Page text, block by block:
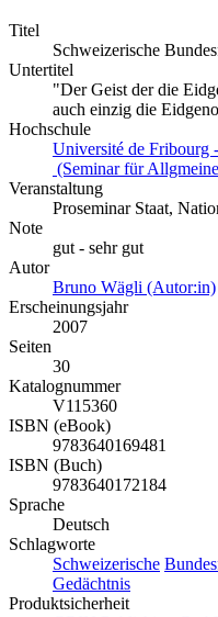
Titel
Schweizerische
Untertitel
"Der Geist der die
auch einzig die
Hochschule
Université de Fribourg
(Seminar für
Veranstaltung
Proseminar Staat,
Note
gut - sehr gut
Autor
Bruno Wägli (Autor:in)
Erscheinungsjahr
2007
Seiten
30
Katalognummer
V115360
ISBN (eBook)
9783640169481
ISBN (Buch)
9783640172184
Sprache
Deutsch
Schlagworte
Schweizerische
Gedächtnis
Produktsicherheit